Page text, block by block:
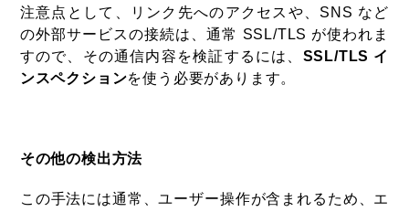
注意点として、リンク先へのアクセスや、SNS など
の外部サービスの接続は、通常 SSL/TLS が使われま
すので、その通信内容を検証するには、 SSL/TLS イ
ンスペクションを使う必要があります。
その他の検出方法
この手法には通常、ユーザー操作が含まれるため、エ